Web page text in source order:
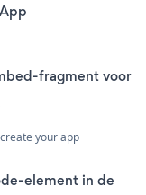
fragment voor
your app
element in de